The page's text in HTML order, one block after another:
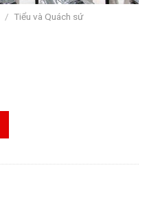
/ Tiểu và Quách sứ